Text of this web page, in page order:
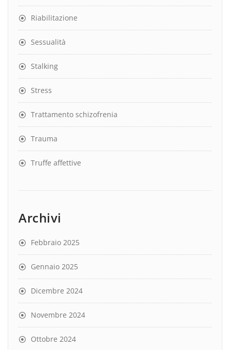
Riabilitazione
Sessualità
Stalking
Stress
Trattamento schizofrenia
Trauma
Truffe affettive
Archivi
Febbraio 2025
Gennaio 2025
Dicembre 2024
Novembre 2024
Ottobre 2024